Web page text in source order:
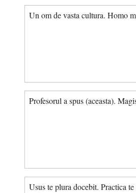
Un om de vasta cultura. Homo
Profesorul a spus (aceasta).
Usus te plura docebit. Practica